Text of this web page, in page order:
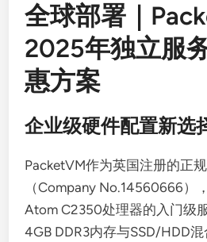
全球部署｜
2025年独立服
惠方案
企业级硬件配置新选
PacketVM作为英国注册的正
（Company No.14560666）
Atom C2350处理器的入门级
4GB DDR3内存与SSD/HDD